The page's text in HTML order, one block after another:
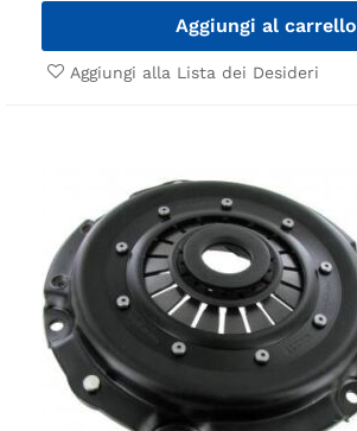
Aggiungi al carrello
Aggiungi alla Lista dei Desideri